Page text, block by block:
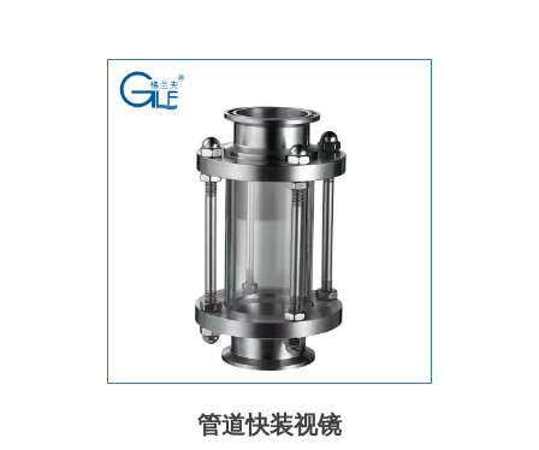
管道快装视镜